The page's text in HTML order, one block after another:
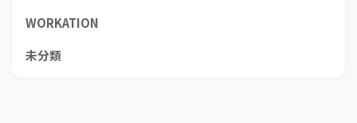
WORKATION
未分類